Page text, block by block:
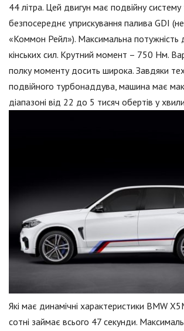
44 літра. Цей двигун має подвійну
безпосереднє уприскування палива GDI
«Коммон Рейл»). Максимальна потужність
кінських сил. Крутний момент – 750 Нм.
полку моменту досить широка. Завдяки
подвійного турбонаддува, машина має
діапазоні від 22 до 5 тисяч обертів у
Які має динамічні характеристики BMW
сотні займає всього 47 секунди.